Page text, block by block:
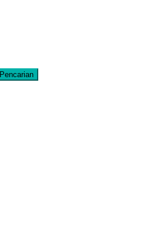
Pencarian